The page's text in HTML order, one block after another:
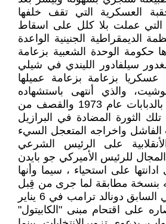
العسكرية التي تقف خلفها
التي عملت بلا كلل على اسقاط
الديمقراطية الجنينية الواعدة
حكومة الوحدة الشعبية بزعامة
سيلفادور الليندي في شيلي
عسكريا بزعامة بزعامة عميلها
والذي أنتهى باستشهاده
داخل قصره المحاصر بالدبابات عام 1973 والقصف من
الثورة المضادة في البرازيل
الفاشل واخراجه المتعجل السيء
على الرئيس الشرعي
المجال للرئيس الأميركي جو بايدن
على استحياء ، سيما وأنها
بنسخة مطابقة لما جرى من قِبل
أنصار الرئيس الأميركي السابق دونالد ترامب في 6 يناير
على اقتحام مبنى "الكابيتول"